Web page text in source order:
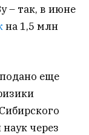
– так, в июне
на 1,5 млн
еще
через